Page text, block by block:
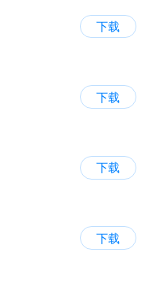
下载
下载
下载
下载